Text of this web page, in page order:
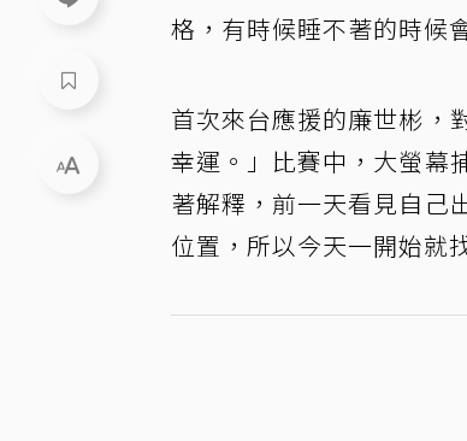
格，有時候睡不著的時候
首次來台應援的廉世彬，
幸運。」比賽中，大螢幕
著解釋，前一天看見自己
位置，所以今天一開始就